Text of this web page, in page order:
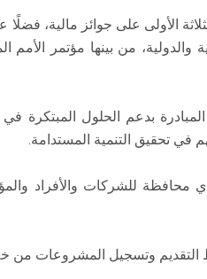
الأولى على جوائز مالية،
بدعم الحلول المبتكرة في
في تحقيق التنمية المستدامة.
محافظة للشركات والأفراد
وتسجيل المشروعات من